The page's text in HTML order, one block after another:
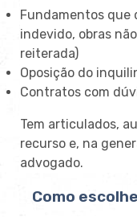
Fundamentos que
indevido, obras
reiterada)
Oposição do
Contratos com
Tem articulados,
recurso e, na
advogado.
Como